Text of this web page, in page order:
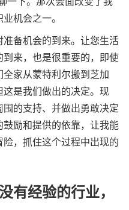
机会之一。
备机会的到来。让您生活
来，也是很重要的，即使
家从蒙特利尔搬到芝加
是我们做出的决定。现
的支持、并做出勇敢决定
励和提供的依靠，让我能
，抓住这个过程中出现的
有经验的行业，